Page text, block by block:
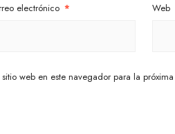
electrónico * Web
web en este navegador para la